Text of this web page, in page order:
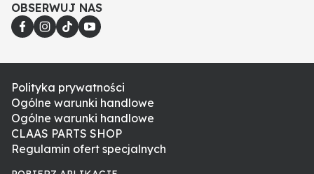
OBSERWUJ NAS
Polityka prywatności
Ogólne warunki handlowe
Ogólne warunki handlowe
CLAAS PARTS SHOP
Regulamin ofert specjalnych